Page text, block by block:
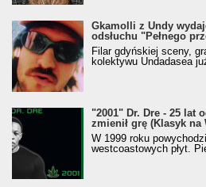
Gkamolli z Undy
odsłuchu "Pełnego
Filar gdyńskiej sceny,
kolektywu Undadasea
"2001" Dr. Dre - 25 lat
zmienił grę (Klasyk na
W 1999 roku
westcoastowych płyt.